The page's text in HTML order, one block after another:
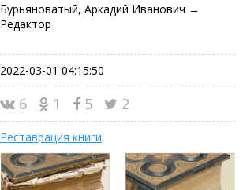
Бурьяноватый, Аркадий Иванович →
Редактор
2022-03-01 04:15:50
6 1 5 2
Реставрация книги